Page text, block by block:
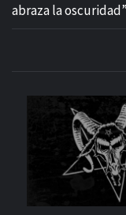
abraza la oscuridad”